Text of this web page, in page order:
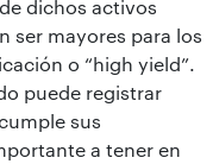
dichos activos
ser mayores para los
o “high yield”.
puede registrar
sus
a tener en